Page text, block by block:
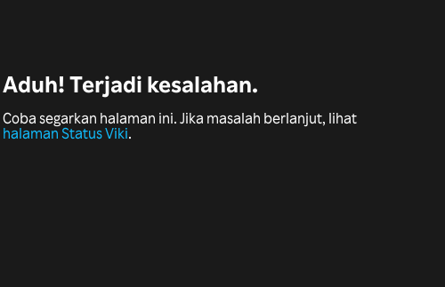
Aduh! Terjadi kesalahan.
Coba segarkan halaman ini. Jika masalah berlanjut, lihat
halaman Status Viki.